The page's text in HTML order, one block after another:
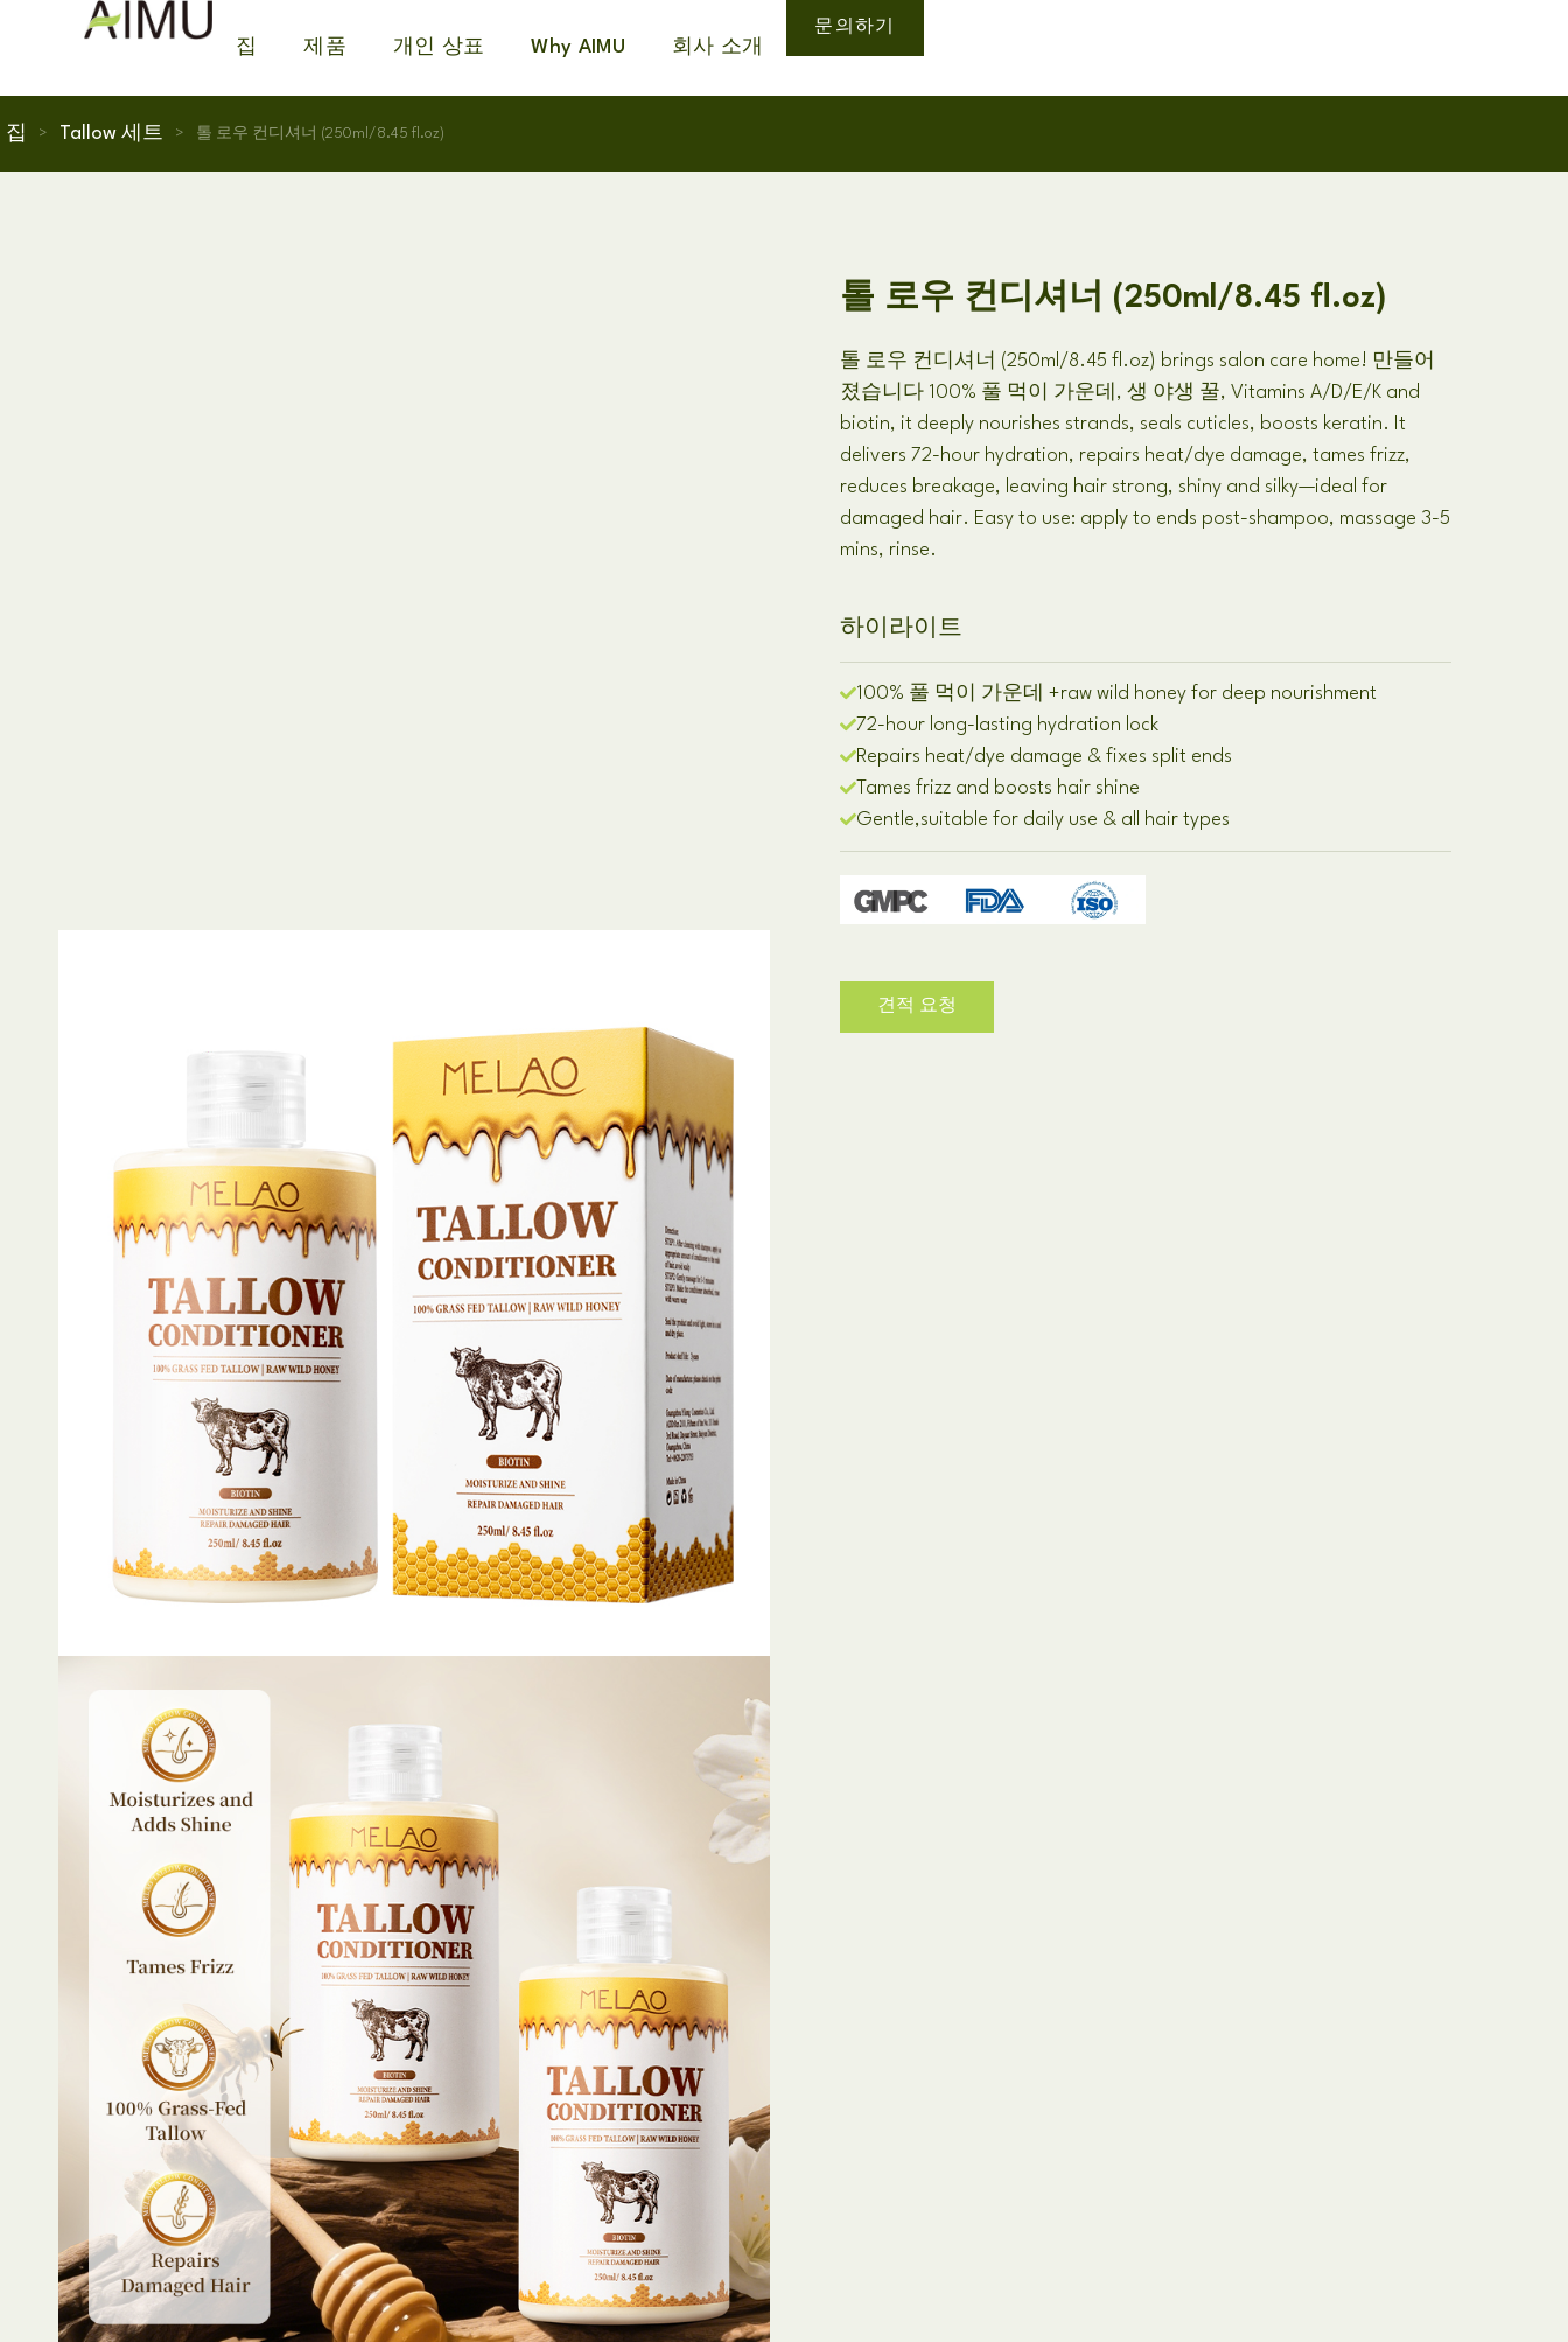
집 제품 개인 상표 Why AIMU 회사 소개
문의하기
집 > Tallow 세트 > 톨 로우 컨디셔너 (250ml/8.45 fl.oz)
톨 로우 컨디셔너 (250ml/8.45 fl.oz)
톨 로우 컨디셔너 (250ml/8.45 fl.oz) brings salon care home! 만들어
졌습니다 100% 풀 먹이 가운데, 생 야생 꿀,Vitamins A/D/E/K and
biotin, it deeply nourishes strands, seals cuticles, boosts keratin. It
delivers 72-hour hydration, repairs heat/dye damage,tames frizz,
reduces breakage, leaving hair strong, shiny and silky—ideal for
damaged hair. Easy to use: apply to ends post-shampoo, massage 3-5
mins, rinse.
하이라이트
100% 풀 먹이 가운데 +raw wild honey for deep nourishment
72-hour long-lasting hydration lock
Repairs heat/dye damage & fixes split ends
Tames frizz and boosts hair shine
Gentle,suitable for daily use & all hair types
견적 요청